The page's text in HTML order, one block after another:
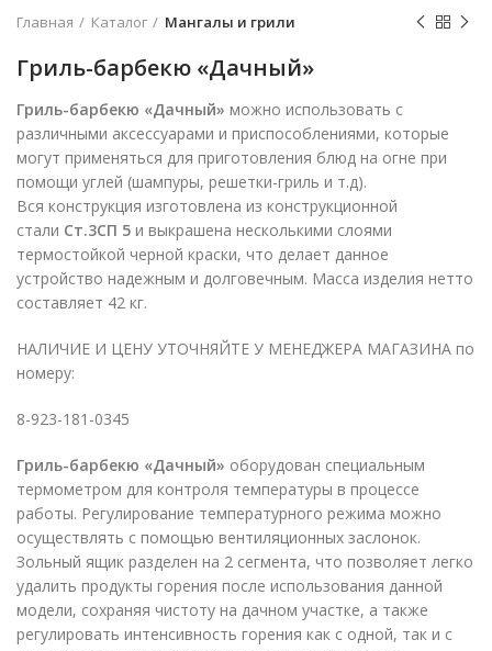
Главная Каталог Мангалы и грили
Гриль-барбекю «Дачный»
Гриль-барбекю «Дачный» можно использовать с
различными аксессуарами и приспособлениями, которые
могут применяться для приготовления блюд на огне при
помощи углей (шампуры, решетки-гриль и т.д).
Вся конструкция изготовлена из конструкционной
стали Ст.3СП 5 и выкрашена несколькими слоями
термостойкой черной краски, что делает данное
устройство надежным и долговечным. Масса изделия нетто
составляет 42 кг.
НАЛИЧИЕ И ЦЕНУ УТОЧНЯЙТЕ У МЕНЕДЖЕРА МАГАЗИНА по
номеру:
8-923-181-0345
Гриль-барбекю «Дачный» оборудован специальным
термометром для контроля температуры в процессе
работы. Регулирование температурного режима можно
осуществлять с помощью вентиляционных заслонок.
Зольный ящик разделен на 2 сегмента, что позволяет легко
удалить продукты горения после использования данной
модели, сохраняя чистоту на дачном участке, а также
регулировать интенсивность горения как с одной, так и с